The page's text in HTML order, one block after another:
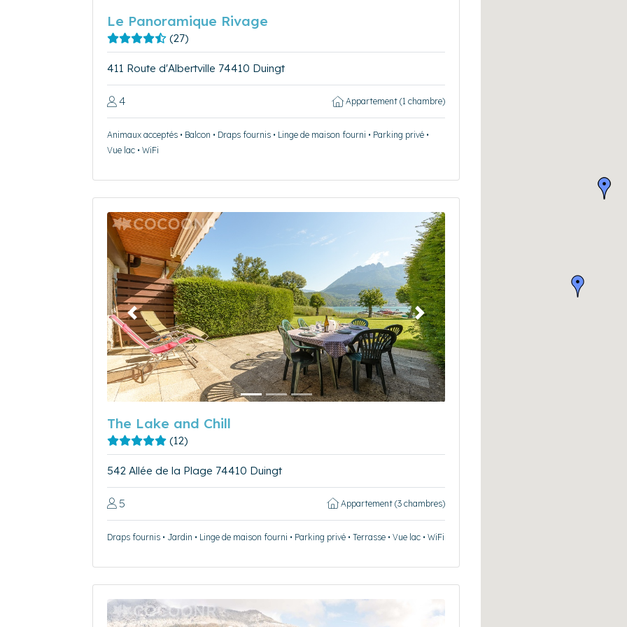
Le Panoramique Rivage
(27)
411 Route d'Albertville 74410 Duingt
4 Appartement (1 chambre)
Animaux acceptés • Balcon • Draps fournis • Linge de maison fourni • Parking privé •
Vue lac • WiFi
Précédent Suivant
The Lake and Chill
(12)
542 Allée de la Plage 74410 Duingt
5 Appartement (3 chambres)
Draps fournis • Jardin • Linge de maison fourni • Parking privé • Terrasse • Vue lac • WiFi